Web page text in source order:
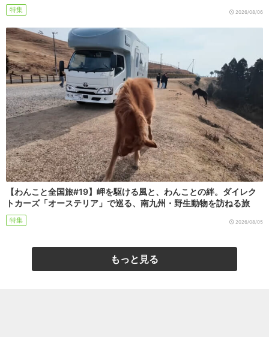
特集 2026/08/06
【わんこと全国旅#19】岬を駆ける風と、わんことの絆。ダイレク
トカーズ「オーステリア」で巡る、南九州・野生動物を訪ねる旅
特集 2026/08/05
もっと見る